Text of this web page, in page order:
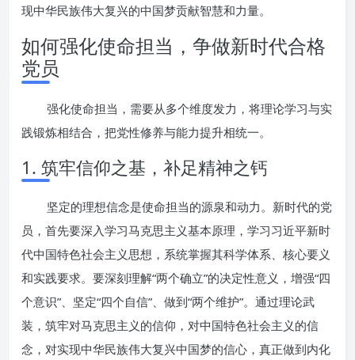
现中华民族伟大复兴的中国梦贡献智慧和力量。
如何强化使命担当，争做新时代合格
党员
强化使命担当，需要从多个维度发力，将理论学习与实
践锻炼相结合，把党性修养与能力提升相统一。
1. 筑牢信仰之基，补足精神之钙
坚定的理想信念是使命担当的源泉和动力。新时代的党
员，首先要深入学习马克思主义基本原理，学习习近平新时
代中国特色社会主义思想，系统掌握其科学体系、核心要义
和实践要求。要深刻理解“两个确立”的决定性意义，增强“四
个意识”、坚定“四个自信”、做到“两个维护”。通过理论武
装，筑牢对马克思主义的信仰，对中国特色社会主义的信
念，对实现中华民族伟大复兴中国梦的信心，真正做到内化